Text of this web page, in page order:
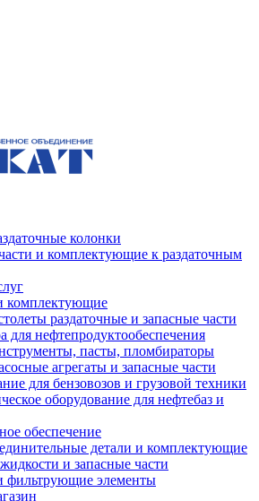
колонки
и комплектующие к раздаточным
комплектующие
раздаточные и запасные части
для нефтепродуктообеспечения
пасты, пломбираторы
агрегаты и запасные части
для бензовозов и грузовой техники
оборудование для нефтебаз и
обеспечение
детали и комплектующие
и запасные части
фильтрующие элементы